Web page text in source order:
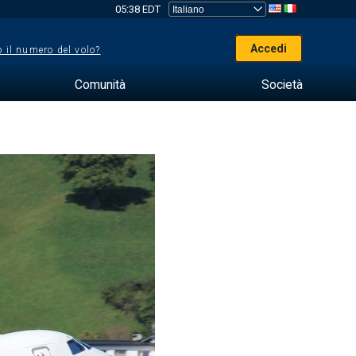
05:38 EDT
il numero del volo? Accedi
Comunità Società